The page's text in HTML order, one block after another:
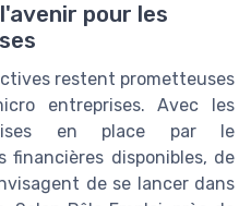
pour les
restent prometteuses
entreprises. Avec les
en place par le
financières disponibles, de
de se lancer dans